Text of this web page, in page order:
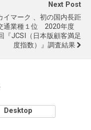
Next Post
イマーク 、初の国内長距
通業種１位 2020年度
『JCSI（日本版顧客満足
度指数）』調査結果
Desktop